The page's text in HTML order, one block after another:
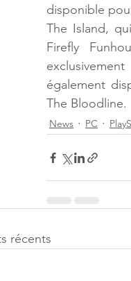
disponible
The Island,
Firefly
également
The Bloodline.
News PC
récents